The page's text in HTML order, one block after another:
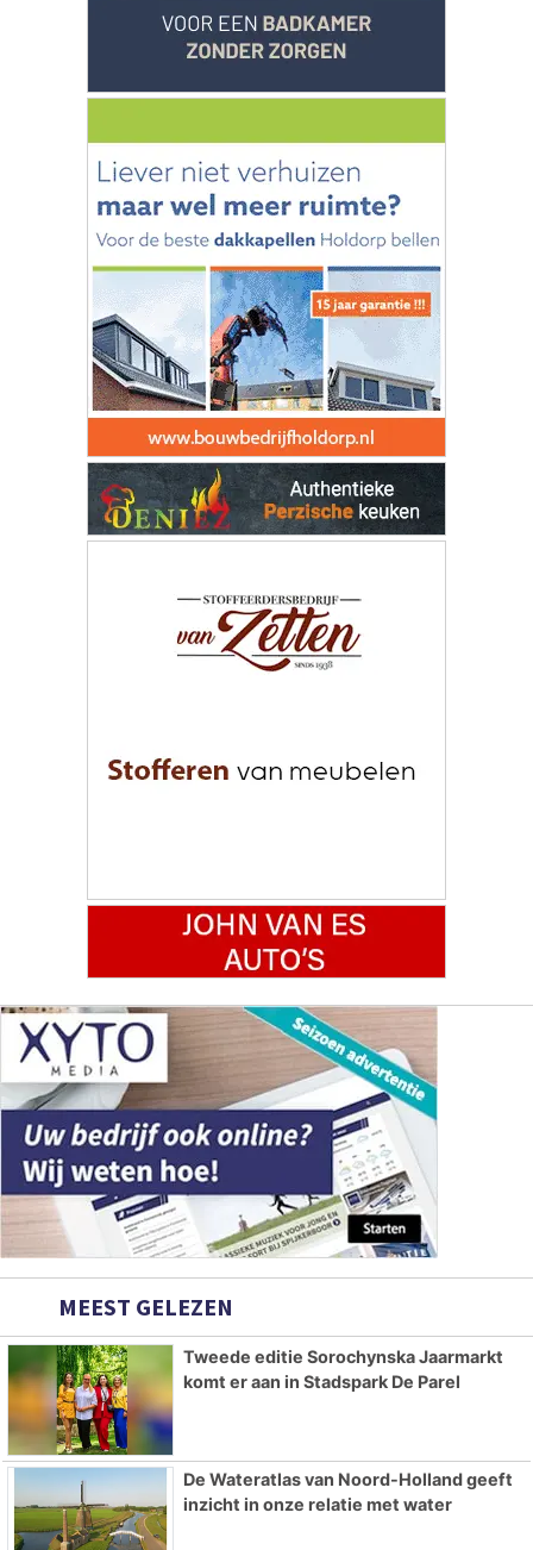
MEEST GELEZEN
Tweede editie Sorochynska Jaarmarkt
komt er aan in Stadspark De Parel
De Wateratlas van Noord-Holland geeft
inzicht in onze relatie met water